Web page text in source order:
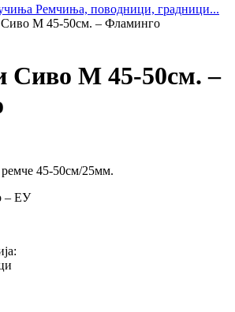
Ремчиња, поводници, градници...
M 45-50см. – Фламинго
Сиво M 45-50см. –
45-50см/25мм.
– ЕУ